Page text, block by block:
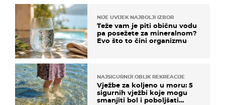
NIJE UVIJEK NAJBOLJI IZBOR
Teže vam je piti običnu vodu
pa posežete za mineralnom?
Evo što to čini organizmu
NAJSIGURNIJI OBLIK REKREACIJE
Vježbe za koljeno u moru: 5
sigurnih vježbi koje mogu
smanjiti bol i poboljšati